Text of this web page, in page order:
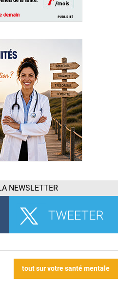
NEWSLETTER
tout sur votre santé mentale